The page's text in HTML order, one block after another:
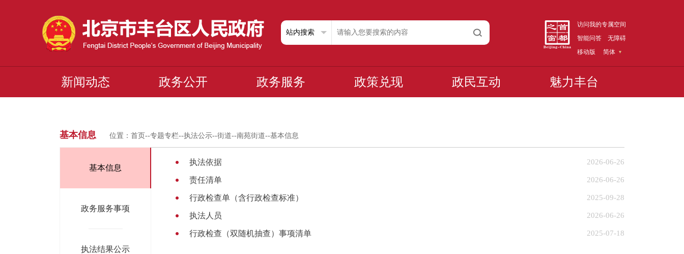
访问我的专属空间
智能问答
无障碍
移动版
简体
新闻动态 政务公开 政务服务 政策兑现 政民互动 魅力丰台
基本信息 位置： 首页 --专题专栏--执法公示--街道--南苑街道--基本信息
基本信息
政务服务事项
执法结果公示
执法依据 2026-06-26
责任清单 2026-06-26
行政检查单（含行政检查标准） 2025-09-28
执法人员 2026-06-26
行政检查（双随机抽查）事项清单 2025-07-18